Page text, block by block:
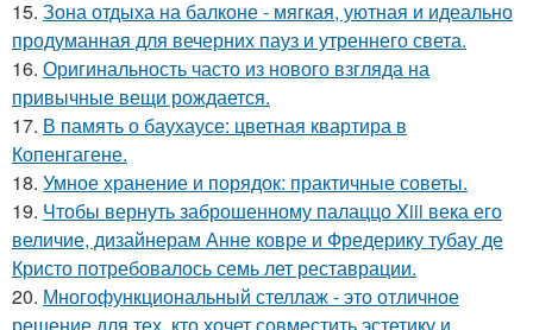
15. Зона отдыха на балконе - мягкая, уютная и идеально
продуманная для вечерних пауз и утреннего света.
16. Оригинальность часто из нового взгляда на
привычные вещи рождается.
17. В память о баухаусе: цветная квартира в
Копенгагене.
18. Умное хранение и порядок: практичные советы.
19. Чтобы вернуть заброшенному палаццо Xiii века его
величие, дизайнерам Анне ковре и Фредерику тубау де
Кристо потребовалось семь лет реставрации.
20. Многофункциональный стеллаж - это отличное